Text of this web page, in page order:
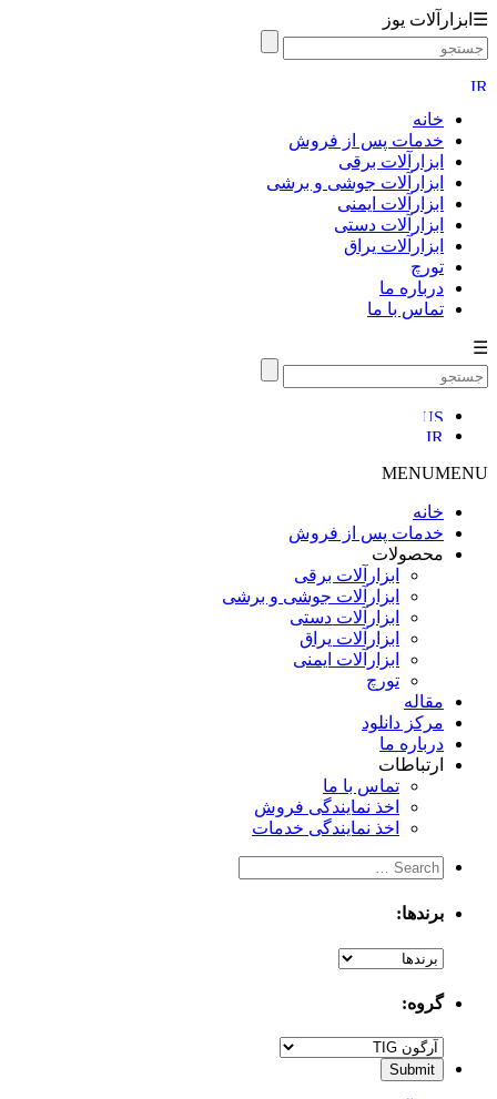
☰ابزارآلات یوز
خانه
خدمات پس از فروش
ابزارآلات برقی
ابزارآلات جوشی و برشی
ابزارآلات ایمنی
ابزارآلات دستی
ابزارآلات یراق
تورچ
درباره ما
تماس با ما
☰
MENUMENU
خانه
خدمات پس از فروش
محصولات
ابزارآلات برقی
ابزارآلات جوشی و برشی
ابزارآلات دستی
ابزارآلات یراق
ابزارآلات ایمنی
تورچ
مقاله
مرکز دانلود
درباره ما
ارتباطات
تماس با ما
اخذ نمایندگی فروش
اخذ نمایندگی خدمات
برندها:
گروه: